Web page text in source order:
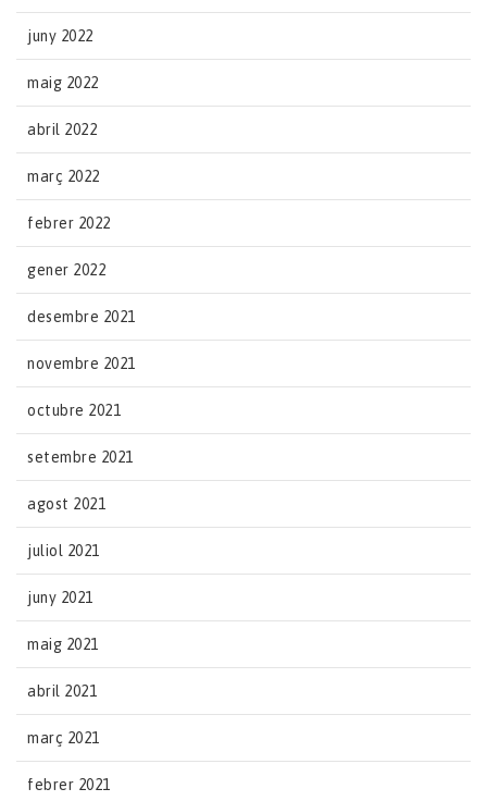
juny 2022
maig 2022
abril 2022
març 2022
febrer 2022
gener 2022
desembre 2021
novembre 2021
octubre 2021
setembre 2021
agost 2021
juliol 2021
juny 2021
maig 2021
abril 2021
març 2021
febrer 2021